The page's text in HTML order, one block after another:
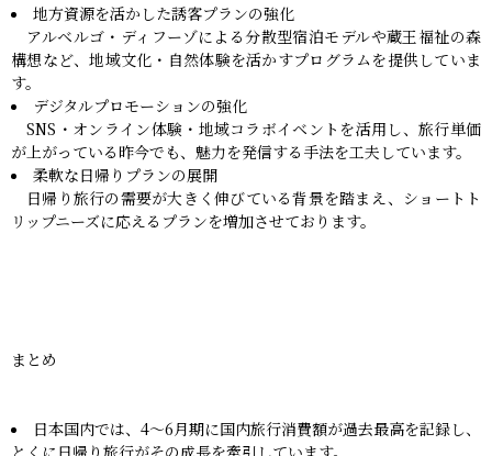
地方資源を活かした誘客プランの強化
アルベルゴ・ディフーゾによる分散型宿泊モデルや蔵王福祉の森
構想など、地域文化・自然体験を活かすプログラムを提供していま
す。
デジタルプロモーションの強化
SNS・オンライン体験・地域コラボイベントを活用し、旅行単価
が上がっている昨今でも、魅力を発信する手法を工夫しています。
柔軟な日帰りプランの展開
日帰り旅行の需要が大きく伸びている背景を踏まえ、ショートト
リップニーズに応えるプランを増加させております。
まとめ
日本国内では、4～6月期に国内旅行消費額が過去最高を記録し、
とくに日帰り旅行がその成長を牽引しています。